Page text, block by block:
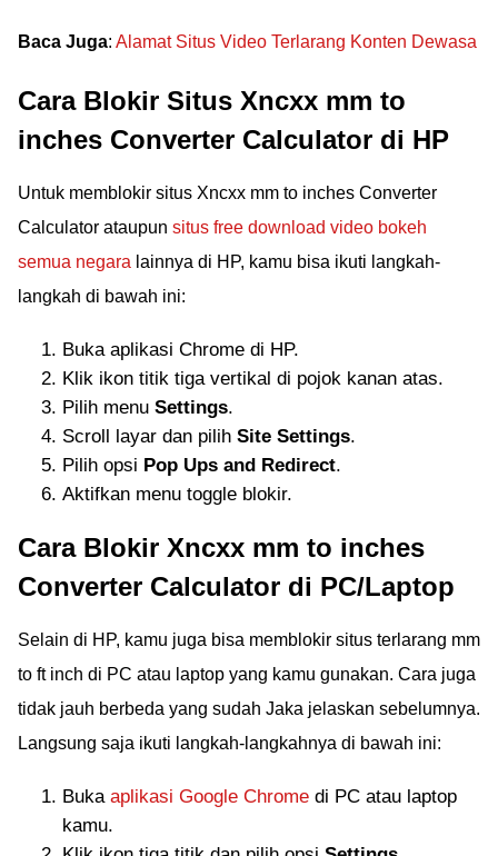
Baca Juga: Alamat Situs Video Terlarang Konten Dewasa
Cara Blokir Situs Xncxx mm to
inches Converter Calculator di HP
Untuk memblokir situs Xncxx mm to inches Converter
Calculator ataupun situs free download video bokeh
semua negara lainnya di HP, kamu bisa ikuti langkah-
langkah di bawah ini:
Buka aplikasi Chrome di HP.
Klik ikon titik tiga vertikal di pojok kanan atas.
Pilih menu Settings.
Scroll layar dan pilih Site Settings.
Pilih opsi Pop Ups and Redirect.
Aktifkan menu toggle blokir.
Cara Blokir Xncxx mm to inches
Converter Calculator di PC/Laptop
Selain di HP, kamu juga bisa memblokir situs terlarang mm
to ft inch di PC atau laptop yang kamu gunakan. Cara juga
tidak jauh berbeda yang sudah Jaka jelaskan sebelumnya.
Langsung saja ikuti langkah-langkahnya di bawah ini:
Buka aplikasi Google Chrome di PC atau laptop
kamu.